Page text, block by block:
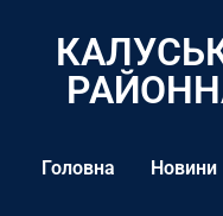
Головна Новини